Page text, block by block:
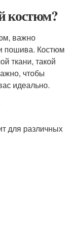
костюм?
важно
пошива. Костюм
ткани, такой
чтобы
идеально.
для различных